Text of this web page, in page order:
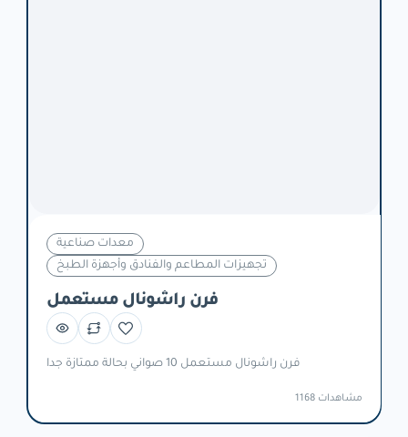
معدات صناعية
تجهيزات المطاعم والفنادق وأجهزة الطبخ
فرن راشونال مستعمل
فرن راشونال مستعمل 10 صواني بحالة ممتازة جدا
1168 مشاهدات